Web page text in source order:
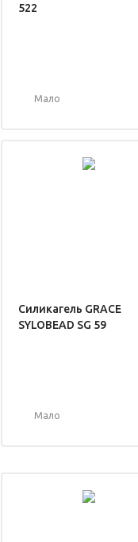
522
Мало
Силикагель GRACE
SYLOBEAD SG 59
Мало